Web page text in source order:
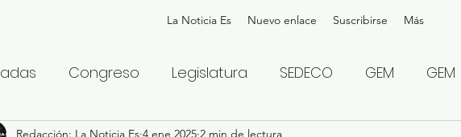
La Noticia Es Nuevo enlace Suscribirse Más
Congreso Legislatura SEDECO GEM GEM
Redacción: La Noticia Es 4 ene 2025 2 min de lectura